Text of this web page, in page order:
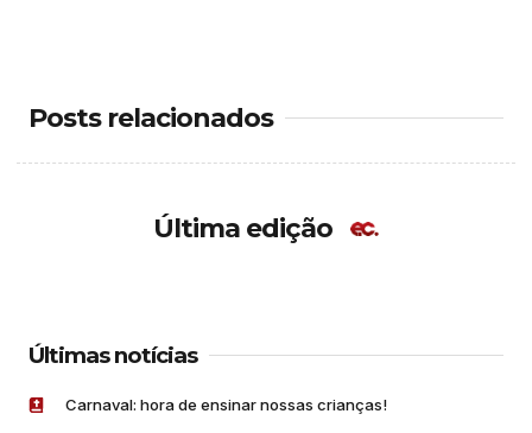
Posts relacionados
Última edição
Últimas notícias
Carnaval: hora de ensinar nossas crianças!